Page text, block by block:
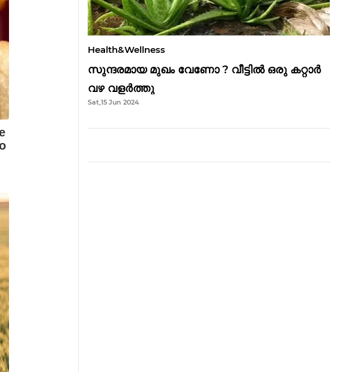
Health&Wellness
സുന്ദരമായ മുഖം വേണോ ? വീട്ടിൽ ഒരു കറ്റാർ
വഴ വളർത്തു
Sat,15 Jun 2024